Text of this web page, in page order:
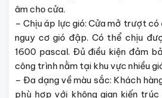
âm cho cửa.
– Chịu áp lực gió: Cửa mở trượt
nguy cơ gió đập. Có thể chịu
1600 pascal. Đủ điều kiện đảm
công trình nằm tại khu vực nhiều
– Đa dạng về màu sắc: Khách
phù hợp với không gian kiến